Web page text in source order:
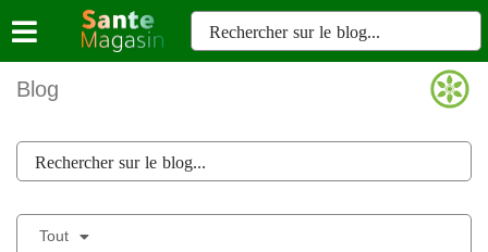
Blog
Tout